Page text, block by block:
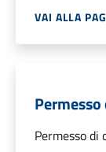
VAI ALLA
Permesso di